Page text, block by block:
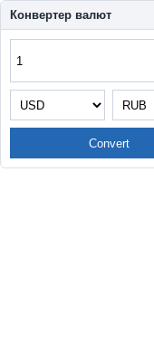
Конвертер валют
Convert